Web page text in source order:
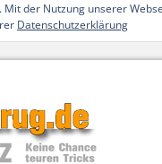
der Nutzung unserer
Datenschutzerklärung